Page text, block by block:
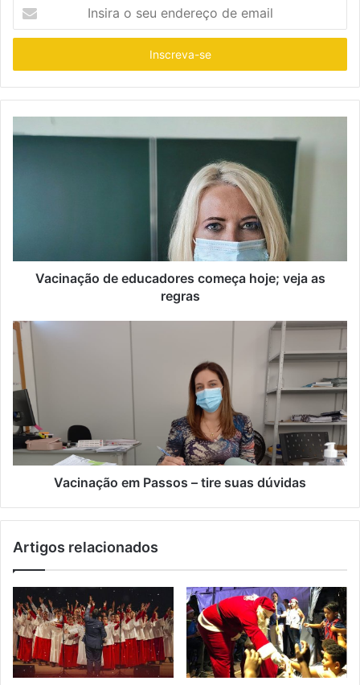
s
r
a
e
e
e
m
i
l
Vacinação de educadores começa hoje; veja as
regras
Vacinação em Passos – tire suas dúvidas
Artigos relacionados